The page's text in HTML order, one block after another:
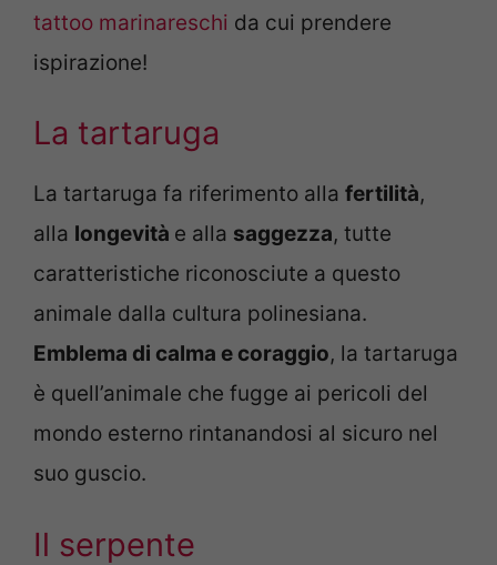
tattoo marinareschi da cui prendere
ispirazione!
La tartaruga
La tartaruga fa riferimento alla fertilità,
alla longevità e alla saggezza, tutte
caratteristiche riconosciute a questo
animale dalla cultura polinesiana.
Emblema di calma e coraggio, la tartaruga
è quell’animale che fugge ai pericoli del
mondo esterno rintanandosi al sicuro nel
suo guscio.
Il serpente